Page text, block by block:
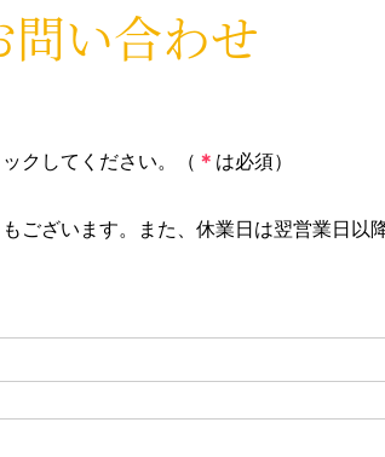
問い合わせ
クしてください。（ ＊ は必須）
ございます。また、休業日は翌営業日以